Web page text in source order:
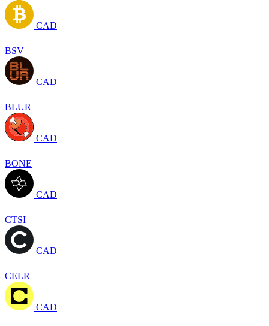
CAD
BSV
CAD
BLUR
CAD
BONE
CAD
CTSI
CAD
CELR
CAD